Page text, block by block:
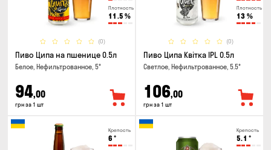
Плотность
11.5 %
(0)
Пиво Ципа на пшенице 0.5л
Белое, Нефильтрованное, 5°
94,00
грн за 1 шт
Плотность
13 %
(0)
Пиво Ципа Квітка IPL 0.5л
Светлое, Нефильтрованное, 5.5°
106,00
грн за 1 шт
Крепость
6 °
Крепость
5.1 °